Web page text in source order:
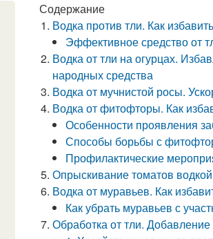
Содержание
Водка против тли. Как
Эффективное средство от
Водка от тли на огурцах.
народных средства
Водка от мучнистой росы.
Водка от фитофторы. Как
Особенности проявления
Способы борьбы с
Профилактические
Опрыскивание томатов
Водка от муравьев. Как
Как убрать муравьев с
Обработка от тли.